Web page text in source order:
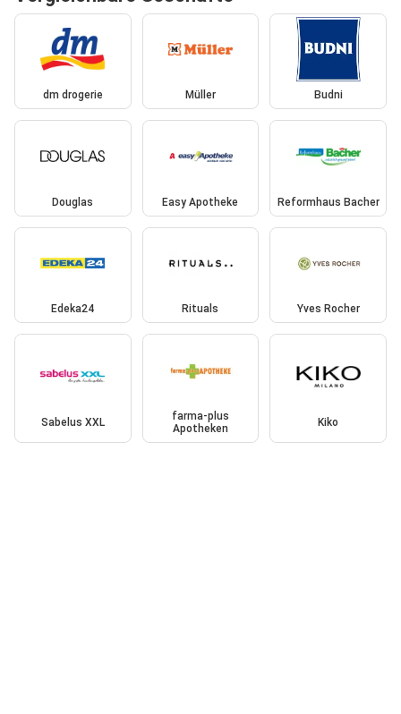
dm drogerie Müller Budni
Douglas Easy Apotheke Reformhaus Bacher
Edeka24 Rituals Yves Rocher
Sabelus XXL
farma-plus
Apotheken
Kiko